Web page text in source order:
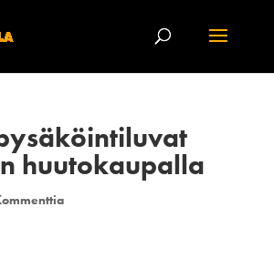
huutokaupalla